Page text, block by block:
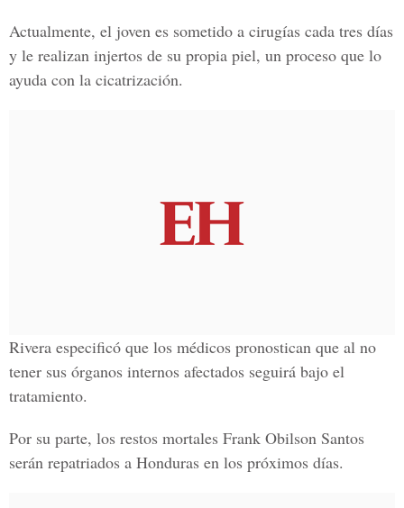
Actualmente, el joven es sometido a cirugías cada tres días
y le realizan injertos de su propia piel, un proceso que lo
ayuda con la cicatrización.
Rivera especificó que los médicos pronostican que al no
tener sus órganos internos afectados seguirá bajo el
tratamiento.
Por su parte, los restos mortales Frank Obilson Santos
serán repatriados a Honduras en los próximos días.